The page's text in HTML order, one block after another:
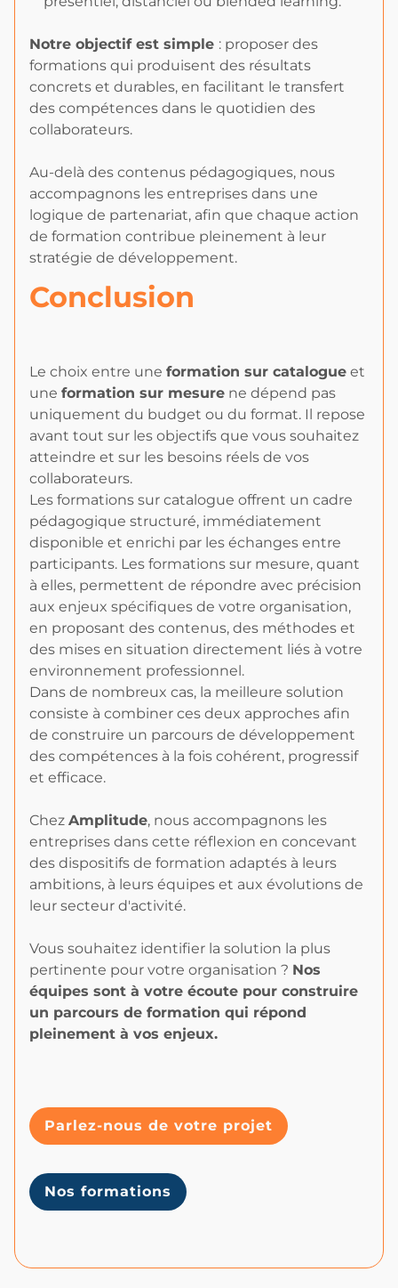
Notre objectif est simple : proposer des
formations qui produisent des résultats
concrets et durables, en facilitant le transfert
des compétences dans le quotidien des
collaborateurs.
Au-delà des contenus pédagogiques, nous
accompagnons les entreprises dans une
logique de partenariat, afin que chaque action
de formation contribue pleinement à leur
stratégie de développement.
Conclusion
Le choix entre une formation sur catalogue et
une formation sur mesure ne dépend pas
uniquement du budget ou du format. Il repose
avant tout sur les objectifs que vous souhaitez
atteindre et sur les besoins réels de vos
collaborateurs.
Les formations sur catalogue offrent un cadre
pédagogique structuré, immédiatement
disponible et enrichi par les échanges entre
participants. Les formations sur mesure, quant
à elles, permettent de répondre avec précision
aux enjeux spécifiques de votre organisation,
en proposant des contenus, des méthodes et
des mises en situation directement liés à votre
environnement professionnel.
Dans de nombreux cas, la meilleure solution
consiste à combiner ces deux approches afin
de construire un parcours de développement
des compétences à la fois cohérent, progressif
et efficace.
Chez Amplitude, nous accompagnons les
entreprises dans cette réflexion en concevant
des dispositifs de formation adaptés à leurs
ambitions, à leurs équipes et aux évolutions de
leur secteur d'activité.
Vous souhaitez identifier la solution la plus
pertinente pour votre organisation ? Nos
équipes sont à votre écoute pour construire
un parcours de formation qui répond
pleinement à vos enjeux.
Parlez-nous de votre projet
Nos formations